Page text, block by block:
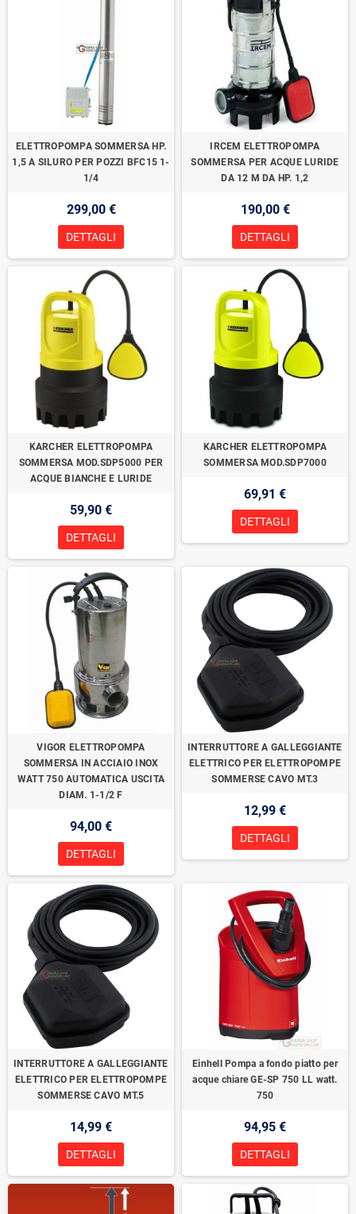
ELETTROPOMPA SOMMERSA HP.
1,5 A SILURO PER POZZI BFC15 1-
1/4
299,00 €
DETTAGLI
IRCEM ELETTROPOMPA
SOMMERSA PER ACQUE LURIDE
DA 12 M DA HP. 1,2
190,00 €
DETTAGLI
KARCHER ELETTROPOMPA
SOMMERSA MOD.SDP5000 PER
ACQUE BIANCHE E LURIDE
59,90 €
DETTAGLI
KARCHER ELETTROPOMPA
SOMMERSA MOD.SDP7000
69,91 €
DETTAGLI
VIGOR ELETTROPOMPA
SOMMERSA IN ACCIAIO INOX
WATT 750 AUTOMATICA USCITA
DIAM. 1-1/2 F
94,00 €
DETTAGLI
INTERRUTTORE A GALLEGGIANTE
ELETTRICO PER ELETTROPOMPE
SOMMERSE CAVO MT.3
12,99 €
DETTAGLI
INTERRUTTORE A GALLEGGIANTE
ELETTRICO PER ELETTROPOMPE
SOMMERSE CAVO MT.5
14,99 €
DETTAGLI
Einhell Pompa a fondo piatto per
acque chiare GE-SP 750 LL watt.
750
94,95 €
DETTAGLI